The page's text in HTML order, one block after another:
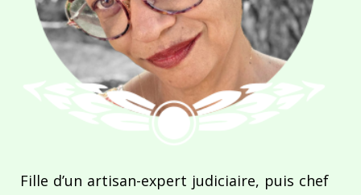
Fille d’un artisan-expert judiciaire, puis chef